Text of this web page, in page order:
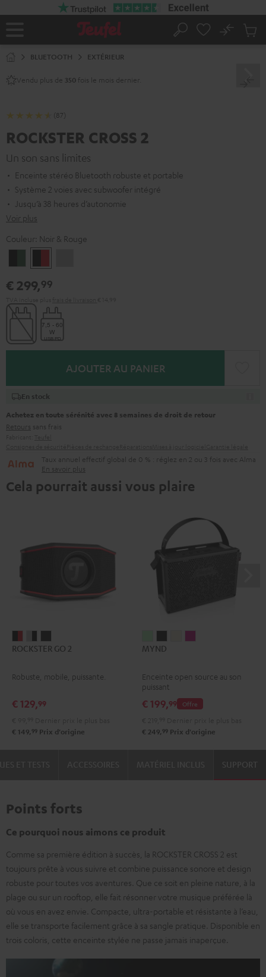
Page
Rechercher
No
BLUETOOTH EXTÉRIEUR
Vendu plus de 350 fois le mois dernier.
(87)
ROCKSTER CROSS 2
Un son sans limites
Enceinte stéréo Bluetooth robuste et portable
Système 2 voies avec subwoofer intégré
Jusqu’à 38 heures d’autonomie
Voir plus
Couleur: Noir & Rouge
&
Green
&
Rouge
€ 299,99
AJOUTER AU PANIER
En stock
Achetez en toute sérénité avec 8 semaines de droit de retour
Retours sans frais
Taux annuel effectif global de 0 % : réglez en 2 ou 3 fois avec Alma
En savoir plus
Cela pourrait aussi vous plaire
GO
Noir
Rouge
GO
Gray
Black
GO
Night
ROCKSTER GO 2
Robuste, mobile, puissante.
€ 129,99
€ 149, 99 Prix d'origine
Light
MYND
Enceinte open source au son
puissant
Offre
€ 199,99
€ 249, 99 Prix d'origine
SUPPORT
Points forts
Ce pourquoi nous aimons ce produit
Comme sa première édition à succès, la ROCKSTER CROSS 2 est
toujours prête à vous suivre et combine puissance sonore et design
robuste pour toutes vos aventures. Que ce soit en pleine nature, à la
plage ou sur un rooftop, elle fait résonner votre musique préférée là
où vous en avez envie. Compacte, ultra-portable et résistante à l’eau,
elle se transporte facilement grâce à sa sangle pratique. Disponible en
trois coloris, cette enceinte stylée ne passe jamais inaperçue.